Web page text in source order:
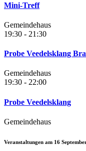
Mini-Treff
Gemeindehaus
19:30 - 21:30
Probe Veedelsklang
Gemeindehaus
19:30 - 22:00
Probe Veedelsklang
Gemeindehaus
Veranstaltungen am 16